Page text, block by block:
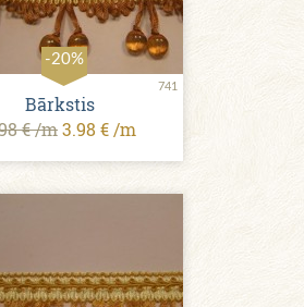
-20%
741
Bārkstis
€ /m3.98 € /m